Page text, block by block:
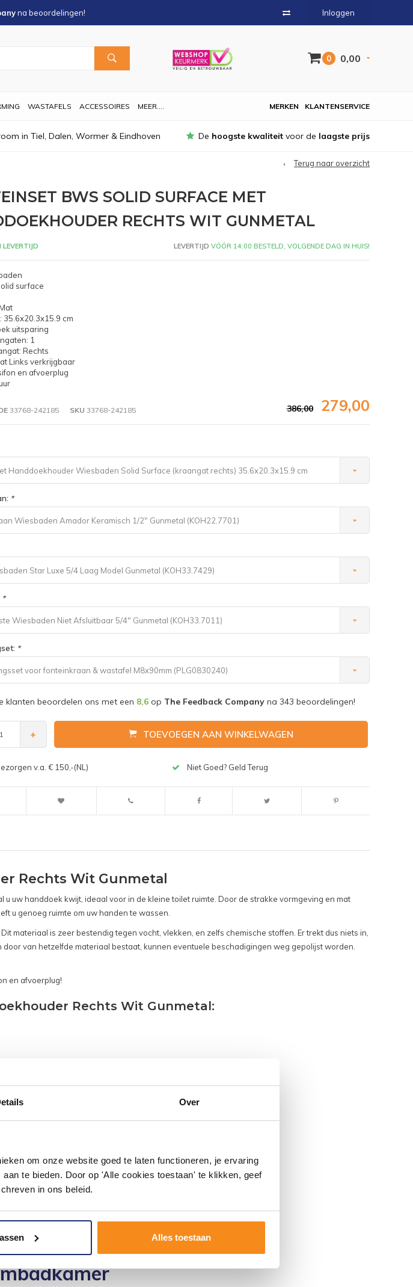
Over
om onze website goed te laten functioneren, je ervaring
te bieden. Door op 'Alle cookies toestaan' te klikken, geef
in ons beleid.
Alles toestaan
na beoordelingen! Inloggen
0 0,00
WASTAFELS ACCESSOIRES MEER.... KLANTENSERVICE
MERKEN
in Tiel, Dalen, Wormer & Eindhoven De hoogste kwaliteit voor de laagste prijs
Terug naar overzicht
BWS SOLID SURFACE MET
RECHTS WIT GUNMETAL
LEVERTIJD LEVERTIJD VÓÓR 14:00 BESTELD, VOLGENDE DAG IN HUIS!
surface
35.6x20.3x15.9 cm
uitsparing
1
Rechts
Links verkrijgbaar
en afvoerplug
33768-242185 SKU 33768-242185 386,00 279,00
Handdoekhouder Wiesbaden Solid Surface (kraangat rechts) 35.6x20.3x15.9 cm
*
Wiesbaden Amador Keramisch 1/2" Gunmetal (KOH22.7701)
Star Luxe 5/4 Laag Model Gunmetal (KOH33.7429)
*
Wiesbaden Niet Afsluitbaar 5/4" Gunmetal (KOH33.7011)
*
voor fonteinkraan & wastafel M8x90mm (PLG0830240)
klanten beoordelen ons met een 8,6op The Feedback Companyna 343 beoordelingen!
+ TOEVOEGEN AAN WINKELWAGEN
v.a. € 150,-(NL) Niet Goed? Geld Terug
Rechts Wit Gunmetal
uw handdoek kwijt, ideaal voor in de kleine toilet ruimte. Door de strakke vormgeving en mat
u genoeg ruimte om uw handen te wassen.
materiaal is zeer bestendig tegen vocht, vlekken, en zelfs chemische stoffen. Er trekt dus niets in,
van hetzelfde materiaal bestaat, kunnen eventuele beschadigingen weg gepolijst worden.
en afvoerplug!
Rechts Wit Gunmetal: